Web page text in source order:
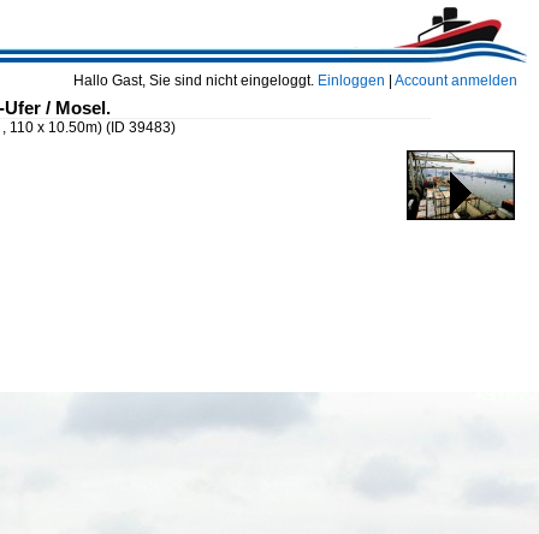
Hallo Gast, Sie sind nicht eingeloggt. Einloggen Account anmelden
Ufer / Mosel.
110 x 10.50m) (ID 39483)